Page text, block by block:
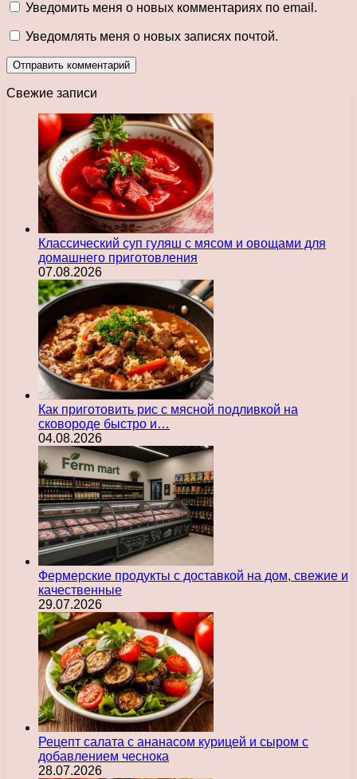
Уведомить меня о новых комментариях по email.
Уведомлять меня о новых записях почтой.
Свежие записи
Классический суп гуляш с мясом и овощами для
домашнего приготовления
07.08.2026
Как приготовить рис с мясной подливкой на
сковороде быстро и…
04.08.2026
Фермерские продукты с доставкой на дом, свежие и
качественные
29.07.2026
Рецепт салата с ананасом курицей и сыром с
добавлением чеснока
28.07.2026